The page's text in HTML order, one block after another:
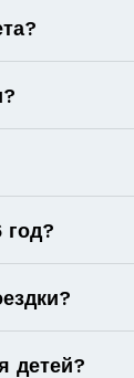
год?
детей?